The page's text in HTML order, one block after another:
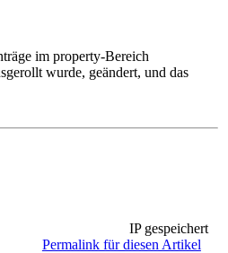
im property-Bereich
wurde, geändert, und das
IP gespeichert
Permalink für diesen Artikel